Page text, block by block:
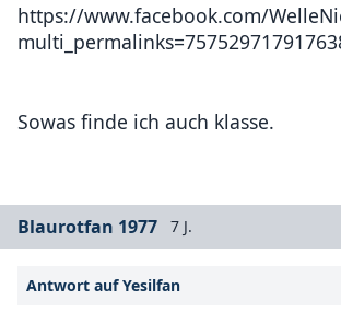
https://www.facebook.com/
Sowas finde ich auch klasse.
Blaurotfan 1977 7 J.
Antwort auf Yesilfan